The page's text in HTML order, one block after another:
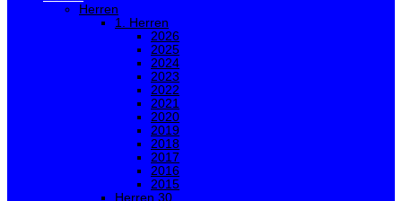
Herren
1. Herren
2026
2025
2024
2023
2022
2021
2020
2019
2018
2017
2016
2015
Herren 30